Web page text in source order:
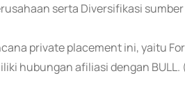
serta Diversifikasi
private placement ini, yaitu
hubungan afiliasi dengan BULL.